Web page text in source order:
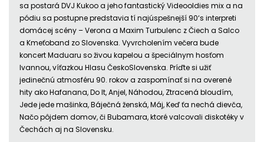
sa postará DVJ Kukoo a jeho fantastický Videooldies mix a na
pódiu sa postupne predstavia tí najúspešnejší 90‘s interpreti
domácej scény – Verona a Maxim Turbulenc z Čiech a Salco
a Kmeťoband zo Slovenska. Vyvrcholením večera bude
koncert Maduaru so živou kapelou a špeciálnym hosťom
Ivannou, víťazkou Hlasu ČeskoSlovenska. Príďte si užiť
jedinečnú atmosféru 90. rokov a zaspomínať si na overené
hity ako Hafanana, Do It, Anjel, Náhodou, Ztracená bloudím,
Jede jede mašinka, Báječná ženská, Máj, Keď ťa nechá dievča,
Načo pôjdem domov, či Bubamara, ktoré valcovali diskotéky v
Čechách aj na Slovensku.